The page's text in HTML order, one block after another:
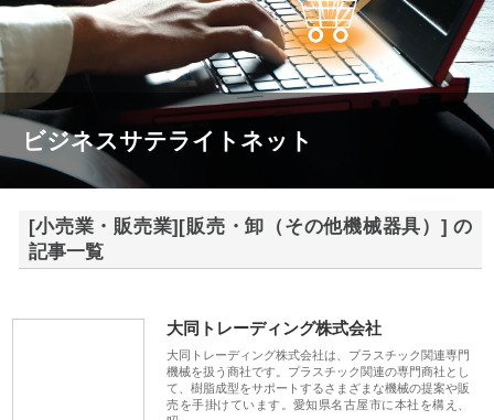
ビジネスサテライトネット
[小売業・販売業][販売・卸（その他機械器具）] の
記事一覧
大同トレーディング株式会社
大同トレーディング株式会社は、プラスチック関連専門
機械を扱う商社です。プラスチック関連の専門商社とし
て、樹脂成型をサポートするさまざまな機械の提案や販
売を手掛けています。愛知県名古屋市に本社を構え、